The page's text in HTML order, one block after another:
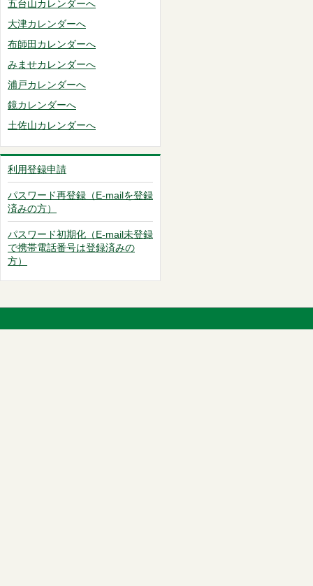
五台山カレンダーへ
大津カレンダーへ
布師田カレンダーへ
みませカレンダーへ
浦戸カレンダーへ
鏡カレンダーへ
土佐山カレンダーへ
利用登録申請
パスワード再登録（E-mailを登録
済みの方）
パスワード初期化（E-mail未登録
で携帯電話番号は登録済みの
方）